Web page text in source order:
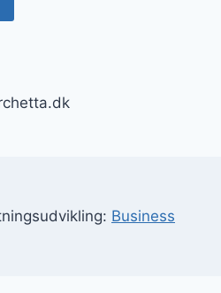
Business